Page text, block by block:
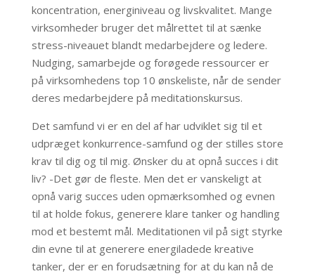
koncentration, energiniveau og livskvalitet. Mange
virksomheder bruger det målrettet til at sænke
stress-niveauet blandt medarbejdere og ledere.
Nudging, samarbejde og forøgede ressourcer er
på virksomhedens top 10 ønskeliste, når de sender
deres medarbejdere på meditationskursus.
Det samfund vi er en del af har udviklet sig til et
udpræget konkurrence-samfund og der stilles store
krav til dig og til mig. Ønsker du at opnå succes i dit
liv? -Det gør de fleste. Men det er vanskeligt at
opnå varig succes uden opmærksomhed og evnen
til at holde fokus, generere klare tanker og handling
mod et bestemt mål. Meditationen vil på sigt styrke
din evne til at generere energiladede kreative
tanker, der er en forudsætning for at du kan nå de